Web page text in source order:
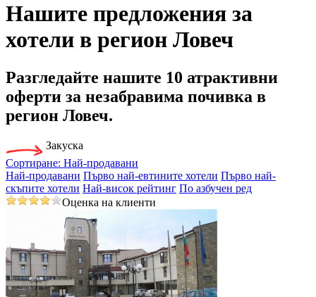
Нашите предложения за
хотели в регион Ловеч
Разгледайте нашите 10 атрактивни
оферти за незабравима почивка в
регион Ловеч.
Сортиране: Най-продавани
Най-продавани Първо най-евтините хотели Първо най-
скъпите хотели Най-висок рейтинг По азбучен ред
Закуска
Оценка на клиенти